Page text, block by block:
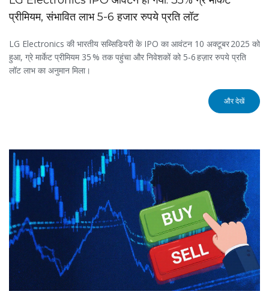
प्रीमियम, संभावित लाभ 5-6 हजार रुपये प्रति लॉट
LG Electronics की भारतीय सब्सिडियरी के IPO का आवंटन 10 अक्टूबर 2025 को
हुआ, ग्रे मार्केट प्रीमियम 35 % तक पहुंचा और निवेशकों को 5‑6 हज़ार रुपये प्रति
लॉट लाभ का अनुमान मिला।
और देखें